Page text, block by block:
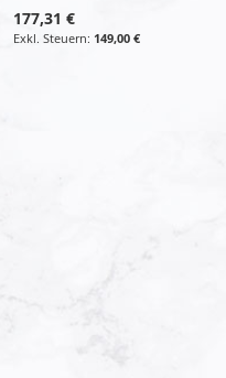
177,31 €
149,00 €